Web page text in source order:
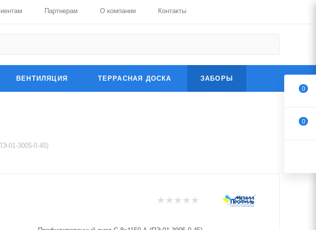
Партнерам О компании Контакты
ВЕНТИЛЯЦИЯ ТЕРРАСНАЯ ДОСКА ЗАБОРЫ
01-3005-0.45)
0
0